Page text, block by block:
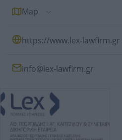
Map
https://www.lex-lawfirm.gr
info@lex-lawfirm.gr